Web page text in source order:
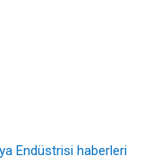
Endüstrisi haberleri